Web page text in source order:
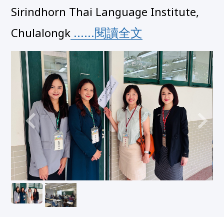
Sirindhorn Thai Language Institute,
Chulalongk ......閱讀全文